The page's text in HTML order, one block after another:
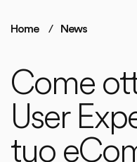
Home News
Come
User
tuo